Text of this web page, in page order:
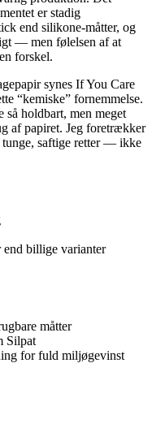
er stadig
end silikone-måtter, og
— men følelsen af at
forskel.
synes If You Care
“kemiske” fornemmelse.
så holdbart, men meget
af papiret. Jeg foretrækker
tunge, saftige retter — ikke
end billige varianter
måtter
Silpat
for fuld miljøgevinst